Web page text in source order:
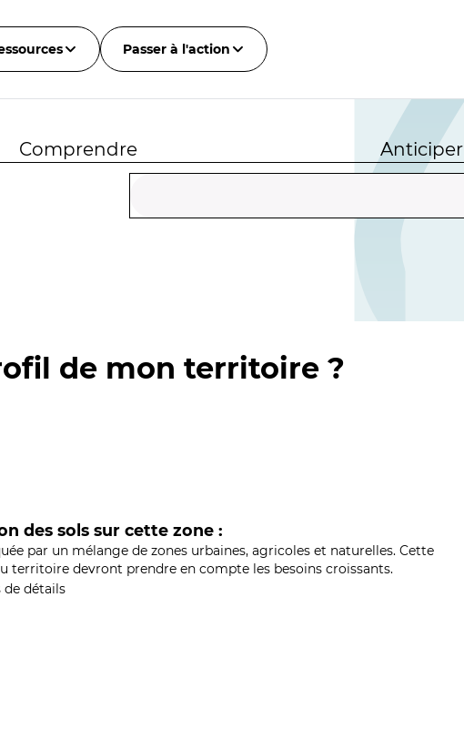
Passer à l'action
Comprendre Anticiper
de mon territoire ?
des sols sur cette zone :
par un mélange de zones urbaines, agricoles et naturelles. Cette
devront prendre en compte les besoins croissants.
de détails